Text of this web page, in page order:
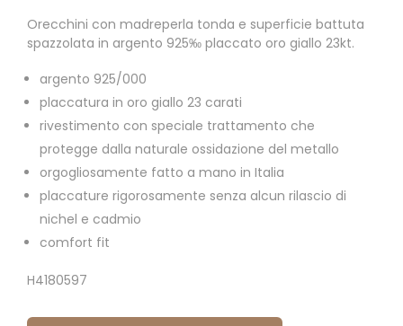
Orecchini con madreperla tonda e superficie battuta
spazzolata in argento 925‰ placcato oro giallo 23kt.
argento 925/000
placcatura in oro giallo 23 carati
rivestimento con speciale trattamento che
protegge dalla naturale ossidazione del metallo
orgogliosamente fatto a mano in Italia
placcature rigorosamente senza alcun rilascio di
nichel e cadmio
comfort fit
H4180597